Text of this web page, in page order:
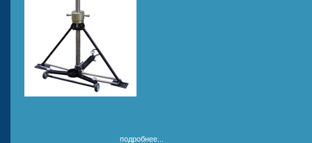
подробнее...